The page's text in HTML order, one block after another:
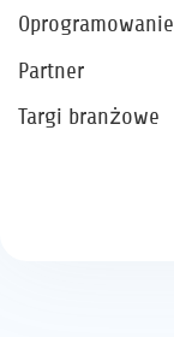
Oprogramowanie
Partner
Targi branżowe